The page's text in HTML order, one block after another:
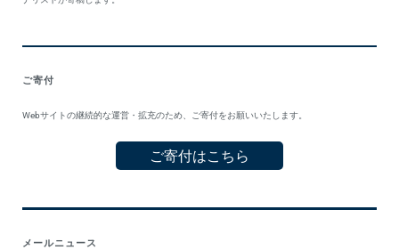
ご寄付
Webサイトの継続的な運営・拡充のため、ご寄付をお願いいたします。
ご寄付はこちら
メールニュース